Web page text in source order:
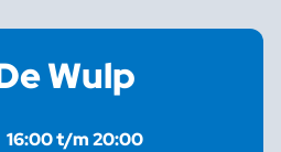
Wulp
16:00 t/m 20:00